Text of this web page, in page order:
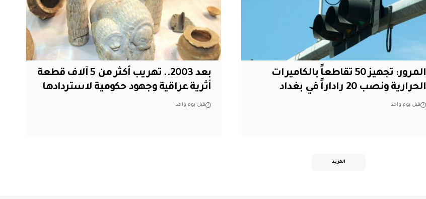
المرور: تجهيز 50 تقاطعاً بالكاميرات
الحرارية ونصب 20 راداراً في بغداد
قبل يوم واحد
بعد 2003.. تهريب أكثر من 5 آلاف قطعة
أثرية عراقية وجهود حكومية لاستردادها
قبل يوم واحد
المزيد